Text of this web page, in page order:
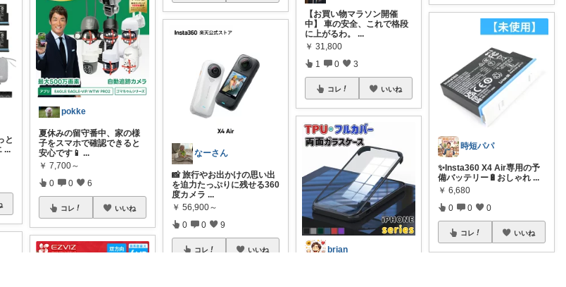
と
...
pokke
夏休みの留守番中、家の様
子をスマホで確認できると
安心です📱...
￥ 7,700～
0 0 6
コレ いいね
なーさん
📸 旅行やお出かけの思い出
を迫力たっぷりに残せる360
度カメラ ...
￥ 56,900～
0 0 9
コレ いいね
【お買い物マラソン開催
中】 車の安全、これで格段
に上がるわ。...
￥ 31,800
1 0 3
コレ いいね
brian
時短パパ
✨Insta360 X4 Air専用の予
備バッテリー🔋おしゃれ ...
￥ 6,680
0 0 0
コレ いいね